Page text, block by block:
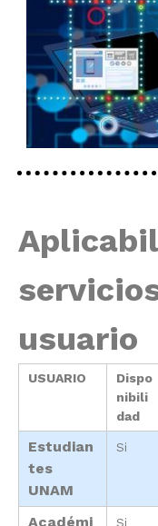
usuario
USUARIO
Dispo
nibili
dad
Estudian
tes
UNAM
Si
Académi
Si